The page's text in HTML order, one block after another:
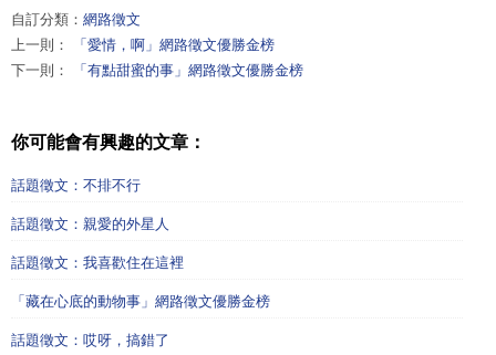
自訂分類： 網路徵文
上一則：
「愛情，啊」網路徵文優勝金榜
下一則：
「有點甜蜜的事」網路徵文優勝金榜
你可能會有興趣的文章：
話題徵文：不排不行
話題徵文：親愛的外星人
話題徵文：我喜歡住在這裡
「藏在心底的動物事」網路徵文優勝金榜
話題徵文：哎呀，搞錯了